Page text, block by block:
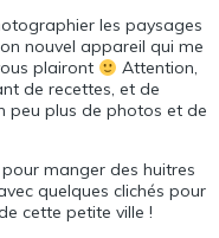
les paysages
nouvel appareil qui me
plairont
Attention,
de recettes, et de
peu plus de photos et de
manger des huitres
quelques clichés pour
cette petite ville !